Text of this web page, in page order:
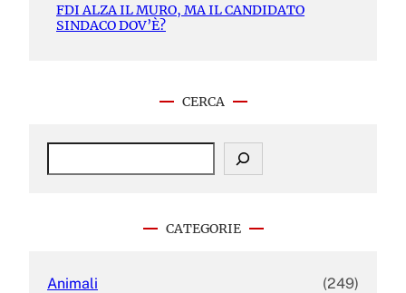
FDI ALZA IL MURO, MA IL CANDIDATO
SINDACO DOV’È?
CERCA
S
CATEGORIE
Animali (249)